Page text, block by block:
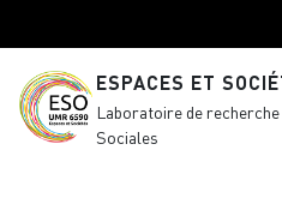
ESPACES ET
Laboratoire de
Sociales